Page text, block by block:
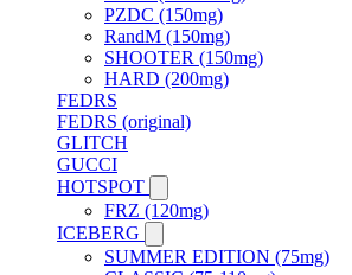
PZDC (150mg)
RandM (150mg)
SHOOTER (150mg)
HARD (200mg)
FEDRS
FEDRS (original)
GLITCH
GUCCI
HOTSPOT
FRZ (120mg)
ICEBERG
SUMMER EDITION (75mg)